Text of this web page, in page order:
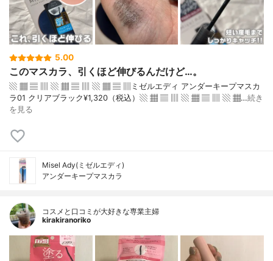
5.00
このマスカラ、引くほど伸びるんだけど…。
▧ ▦ ▤ ▥ ▧ ▦ ▤ ▥ ▧ ▦ ▤ ▥ミゼルエディ アンダーキープマスカ
ラ01 クリアブラック¥1,320（税込）▧ ▦ ▤ ▥ ▧ ▦ ▤ ▥ ▧ ▦…続き
を見る
Misel Ady(ミゼルエディ)
アンダーキープマスカラ
コスメと口コミが大好きな専業主婦
kirakiranoriko